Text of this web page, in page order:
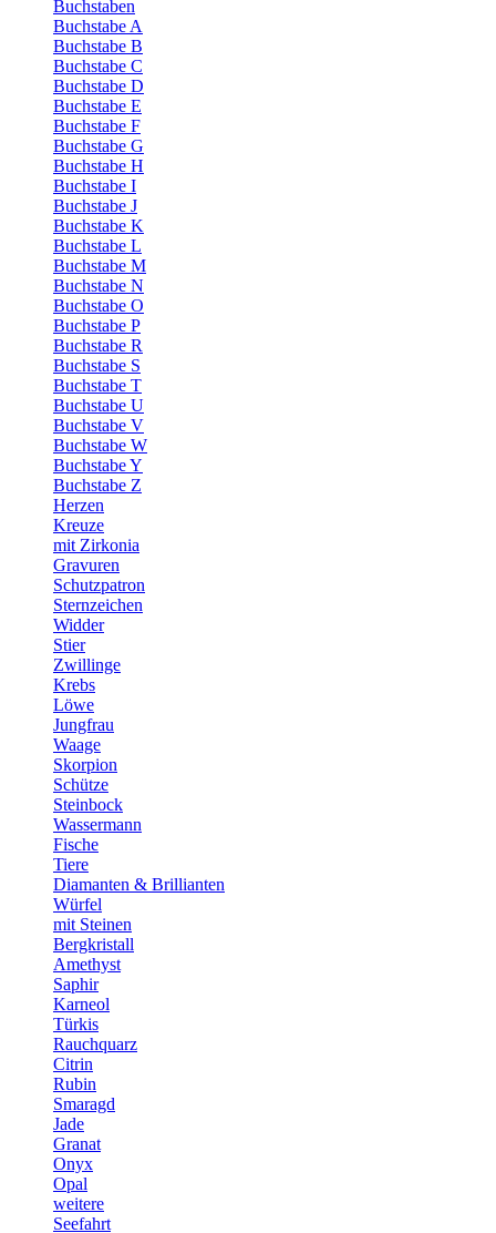
Buchstaben
Buchstabe A
Buchstabe B
Buchstabe C
Buchstabe D
Buchstabe E
Buchstabe F
Buchstabe G
Buchstabe H
Buchstabe I
Buchstabe J
Buchstabe K
Buchstabe L
Buchstabe M
Buchstabe N
Buchstabe O
Buchstabe P
Buchstabe R
Buchstabe S
Buchstabe T
Buchstabe U
Buchstabe V
Buchstabe W
Buchstabe Y
Buchstabe Z
Herzen
Kreuze
mit Zirkonia
Gravuren
Schutzpatron
Sternzeichen
Widder
Stier
Zwillinge
Krebs
Löwe
Jungfrau
Waage
Skorpion
Schütze
Steinbock
Wassermann
Fische
Tiere
Diamanten & Brillianten
Würfel
mit Steinen
Bergkristall
Amethyst
Saphir
Karneol
Türkis
Rauchquarz
Citrin
Rubin
Smaragd
Jade
Granat
Onyx
Opal
weitere
Seefahrt